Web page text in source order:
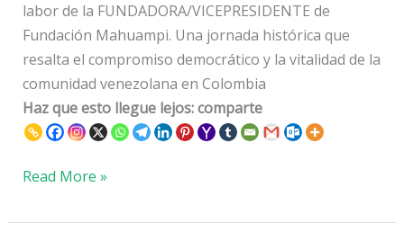
labor de la FUNDADORA/VICEPRESIDENTE de
Fundación Mahuampi. Una jornada histórica que
resalta el compromiso democrático y la vitalidad de la
comunidad venezolana en Colombia
Haz que esto llegue lejos: comparte
Read More »